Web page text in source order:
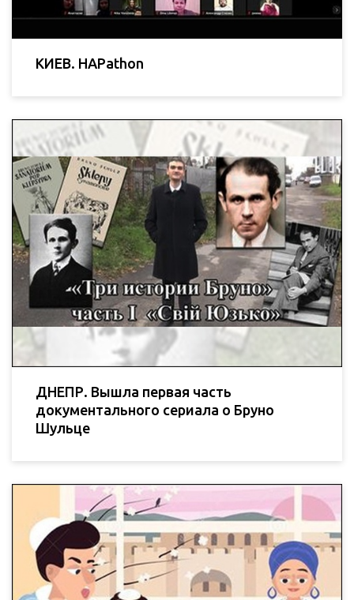
КИЕВ. HAPathon
ДНЕПР. Вышла первая часть
документального сериала о Бруно
Шульце